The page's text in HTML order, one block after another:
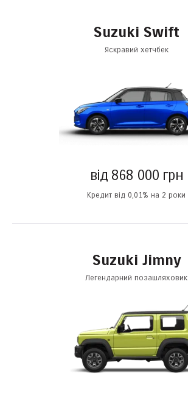
Suzuki Swift
Яскравий хетчбек
від 868 000 грн
Кредит від 0,01% на 2 роки
Suzuki Jimny
Легендарний позашляховик